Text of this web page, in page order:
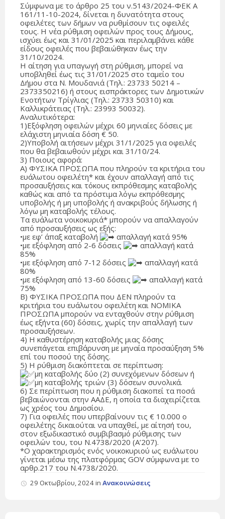
Σύμφωνα με το άρθρο 25 του ν.5143/2024-ΦΕΚ Α
161/11-10-2024, δίνεται η δυνατότητα στους
οφειλέτες των δήμων να ρυθμίσουν τις οφειλές
τους. Η νέα ρύθμιση οφειλών προς τους Δήμους,
ισχύει έως και 31/01/2025 και περιλαμβάνει κάθε
είδους οφειλές που βεβαιώθηκαν έως την
31/10/2024.
Η αίτηση για υπαγωγή στη ρύθμιση, μπορεί να
υποβληθεί έως τις 31/01/2025 στο ταμείο του
Δήμου στα Ν. Μουδανιά (Tηλ.: 23733 50214 –
2373350216) ή στους εισπράκτορες των Δημοτικών
Ενοτήτων Τρίγλιας (Τηλ.: 23733 50310) και
Καλλικράτειας (Τηλ.: 23993 50032).
Αναλυτικότερα:
1)Εξόφληση οφειλών μέχρι 60 μηνιαίες δόσεις με
ελάχιστη μηνιαία δόση € 50.
2)Υποβολή αιτήσεων μέχρι 31/1/2025 για οφειλές
που θα βεβαιωθούν μέχρι και 31/10/24.
3) Ποιους αφορά:
Α) ΦΥΣΙΚΑ ΠΡΟΣΩΠΑ που πληρούν τα κριτήρια του
ευάλωτου οφειλέτη* και έχουν απαλλαγή από τις
προσαυξήσεις και τόκους εκπρόθεσμης καταβολής
καθώς και από τα πρόστιμα λόγω εκπρόθεσμης
υποβολής ή μη υποβολής ή ανακριβούς δήλωσης ή
λόγω μη καταβολής τέλους.
Τα ευάλωτα νοικοκυριά* μπορούν να απαλλαγούν
από προσαυξήσεις ως εξής:
•με εφ’ άπαξ καταβολή
απαλλαγή κατά 95%
•με εξόφληση από 2-6 δόσεις
απαλλαγή κατά
85%
•με εξόφληση από 7-12 δόσεις
απαλλαγή κατά
80%
•με εξόφληση από 13-60 δόσεις
απαλλαγή κατά
75%
Β) ΦΥΣΙΚΑ ΠΡΟΣΩΠΑ που ΔΕΝ πληρούν τα
κριτήρια του ευάλωτου οφειλέτη και ΝΟΜΙΚΑ
ΠΡΟΣΩΠΑ μπορούν να ενταχθούν στην ρύθμιση
έως εξήντα (60) δόσεις, χωρίς την απαλλαγή των
προσαυξήσεων.
4) Η καθυστέρηση καταβολής μιας δόσης
συνεπάγεται επιβάρυνση με μηναία προσαύξηση 5%
επί του ποσού της δόσης.
5) Η ρύθμιση διακόπτεται σε περίπτωση:
μη καταβολής δύο (2) συνεχόμενων δόσεων ή
μη καταβολής τριών (3) δόσεων συνολικά.
6) Σε περίπτωση που η ρύθμιση διακοπεί τα ποσά
βεβαιώνονται στην ΑΑΔΕ, η οποία τα διαχειρίζεται
ως χρέος του Δημοσίου.
7) Για οφειλές που υπερβαίνουν τις € 10.000 ο
οφειλέτης δικαιούται να υπαχθεί, με αίτησή του,
στον εξωδικαστικό συμβιβασμό ρύθμισης των
οφειλών του, του Ν.4738/2020 (Α’207).
*Ο χαρακτηρισμός ενός νοικοκυριού ως ευάλωτου
γίνεται μέσω της πλατφόρμας GOV σύμφωνα με το
αρθρ.217 του Ν.4738/2020.
29 Οκτωβρίου, 2024in Ανακοινώσεις